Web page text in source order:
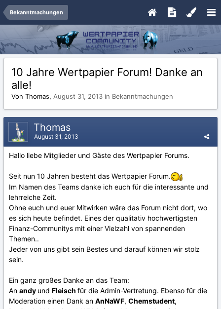
Bekanntmachungen
10 Jahre Wertpapier Forum! Danke an
alle!
Von Thomas, August 31, 2013 in Bekanntmachungen
Thomas
August 31, 2013
Hallo liebe Mitglieder und Gäste des Wertpapier Forums.
Seit nun 10 Jahren besteht das Wertpapier Forum.
Im Namen des Teams danke ich euch für die interessante und
lehrreiche Zeit.
Ohne euch und euer Mitwirken wäre das Forum nicht dort, wo
es sich heute befindet. Eines der qualitativ hochwertigsten
Finanz-Communitys mit einer Vielzahl von spannenden
Themen..
Jeder von uns gibt sein Bestes und darauf können wir stolz
sein.
Ein ganz großes Danke an das Team:
An andy und Fleisch für die Admin-Vertretung. Ebenso für die
Moderation einen Dank an AnNaWF, Chemstudent,